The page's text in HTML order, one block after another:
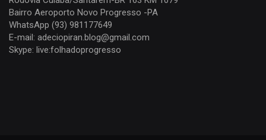
Bairro Aeroporto Novo Progresso -PA
WhatsApp (93) 981177649
E-mail: adeciopiran.blog@gmail.com
Skype: live:folhadoprogresso